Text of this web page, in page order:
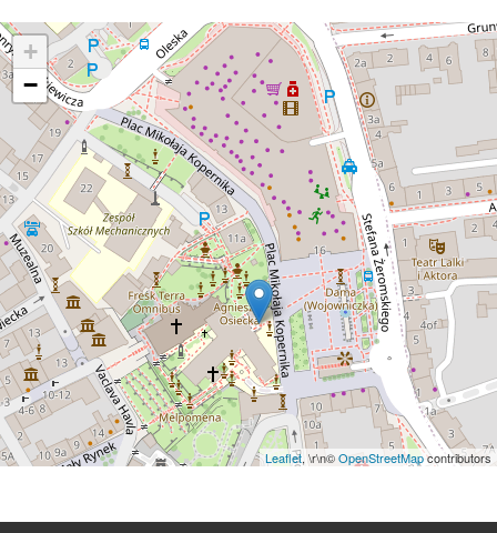
+
−
Leaflet, \r\n©OpenStreetMapcontributors